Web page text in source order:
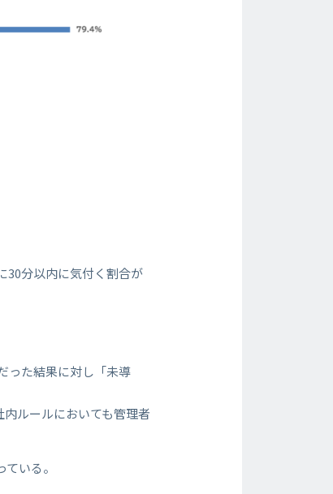
30分以内に気付く割合が
った結果に対し「未導
ルールにおいても管理者
いる。